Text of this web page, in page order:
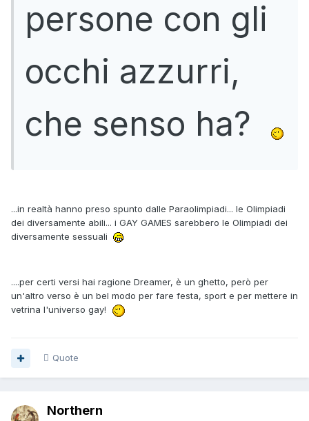
persone con gli
occhi azzurri,
che senso ha?
...in realtà hanno preso spunto dalle Paraolimpiadi... le Olimpiadi
dei diversamente abili... i GAY GAMES sarebbero le Olimpiadi dei
diversamente sessuali
....per certi versi hai ragione Dreamer, è un ghetto, però per
un'altro verso è un bel modo per fare festa, sport e per mettere in
vetrina l'universo gay!
Quote
Northern